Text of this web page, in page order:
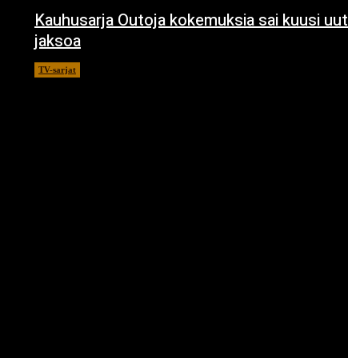
Kauhusarja Outoja kokemuksia sai kuusi
jaksoa
TV-sarjat